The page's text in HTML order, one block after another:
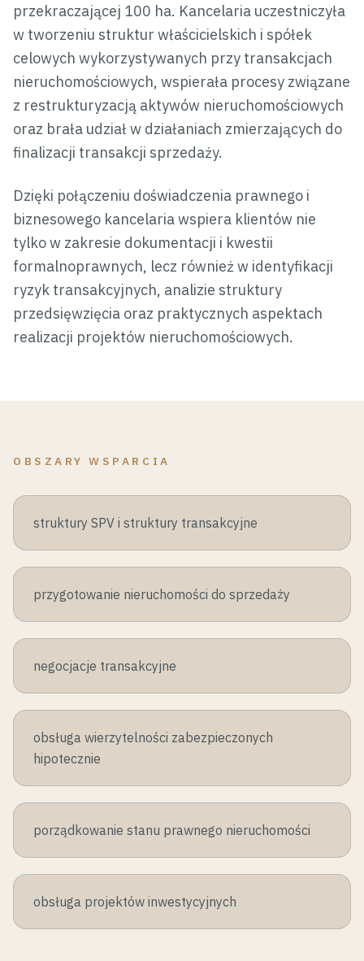
przekraczającej 100 ha. Kancelaria uczestniczyła
w tworzeniu struktur właścicielskich i spółek
celowych wykorzystywanych przy transakcjach
nieruchomościowych, wspierała procesy związane
z restrukturyzacją aktywów nieruchomościowych
oraz brała udział w działaniach zmierzających do
finalizacji transakcji sprzedaży.
Dzięki połączeniu doświadczenia prawnego i
biznesowego kancelaria wspiera klientów nie
tylko w zakresie dokumentacji i kwestii
formalnoprawnych, lecz również w identyfikacji
ryzyk transakcyjnych, analizie struktury
przedsięwzięcia oraz praktycznych aspektach
realizacji projektów nieruchomościowych.
OBSZARY WSPARCIA
struktury SPV i struktury transakcyjne
przygotowanie nieruchomości do sprzedaży
negocjacje transakcyjne
obsługa wierzytelności zabezpieczonych
hipotecznie
porządkowanie stanu prawnego nieruchomości
obsługa projektów inwestycyjnych